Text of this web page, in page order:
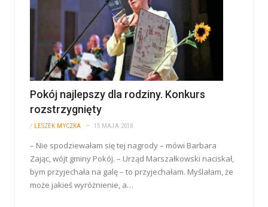
Pokój najlepszy dla rodziny. Konkurs
rozstrzygnięty
/ LESZEK MYCZKA 15 MAJA 2018
– Nie spodziewałam się tej nagrody – mówi Barbara
Zając, wójt gminy Pokój. – Urząd Marszałkowski naciskał,
bym przyjechała na galę – to przyjechałam. Myślałam, że
może jakieś wyróżnienie, a…